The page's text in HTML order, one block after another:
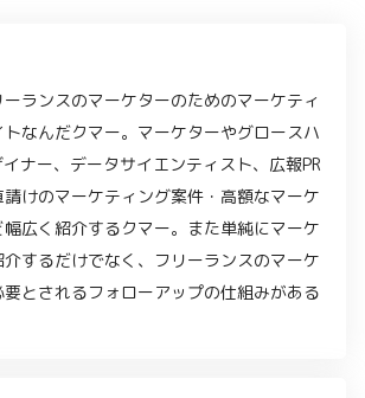
ランスのマーケターのためのマーケティ
なんだクマー。マーケターやグロースハ
ナー、データサイエンティスト、広報PR
けのマーケティング案件・高額なマーケ
広く紹介するクマー。また単純にマーケ
するだけでなく、フリーランスのマーケ
とされるフォローアップの仕組みがある